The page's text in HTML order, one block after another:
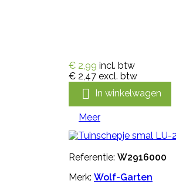
€ 2,99 incl. btw
€ 2,47 excl. btw
 In winkelwagen
Meer
Referentie: W2916000
Merk: Wolf-Garten